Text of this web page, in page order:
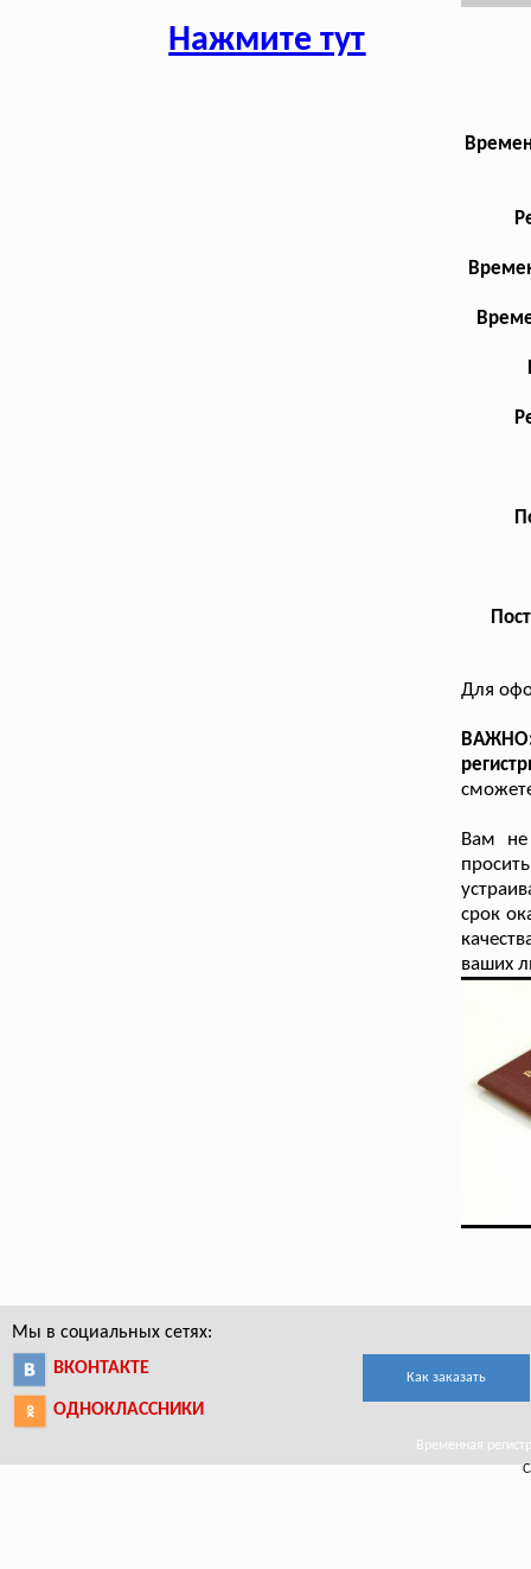
Нажмите тут
Для
ВАЖНО:
Вам не
срок
ваших
Мы в социальных сетях:
ВКОНТАКТЕ
ОДНОКЛАССНИКИ
Как заказать
Временная